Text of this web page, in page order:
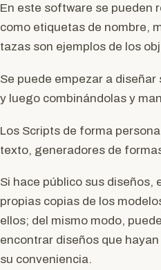
En este software se pueden
como etiquetas de nombre,
tazas son ejemplos de los
Se puede empezar a
y luego combinándolas y
Los Scripts de forma
texto, generadores de
Si hace público sus diseños,
propias copias de los
ellos; del mismo modo,
encontrar diseños que
su conveniencia.